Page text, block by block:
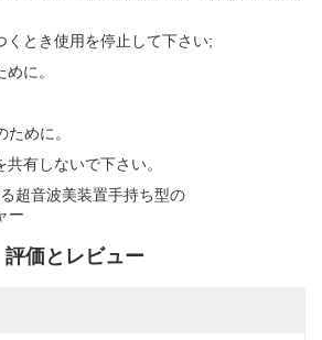
くとき使用を停止して下さい;
に。
めに。
有しないで下さい。
評価とレビュー